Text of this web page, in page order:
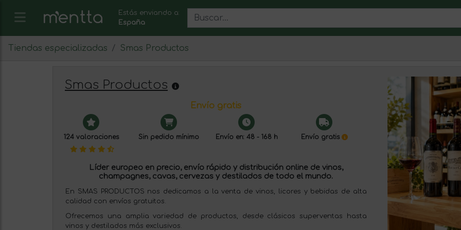
Estás enviando a:
España
Tiendas especializadas Smas Productos
Smas Productos
Envío gratis
124 valoraciones Sin pedido mínimo Envío en: 48 - 168 h Envío gratis
Líder europeo en precio, envío rápido y distribución online de vinos,
champagnes, cavas, cervezas y destilados de todo el mundo.
En SMAS PRODUCTOS nos dedicamos a la venta de vinos, licores y bebidas de alta
calidad con envíos gratuitos.
Ofrecemos una amplia variedad de productos, desde clásicos superventas hasta
vinos y destilados más exclusivos.